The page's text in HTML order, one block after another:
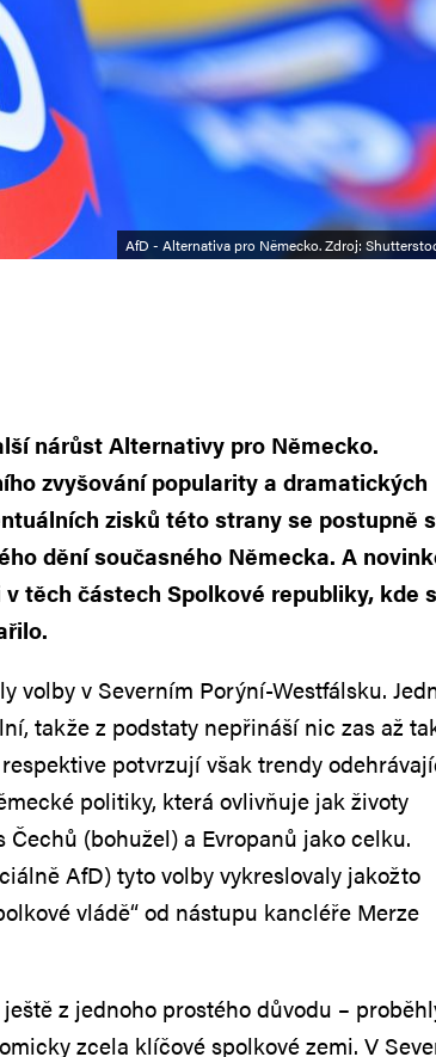
AfD - Alternativa pro Německo. Zdroj:
nárůst Alternativy pro Německo.
zvyšování popularity a dramatických
zisků této strany se postupně
dění současného Německa. A
v těch částech Spolkové republiky, kde
volby v Severním Porýní-Westfálsku.
takže z podstaty nepřináší nic zas až
potvrzují však trendy
politiky, která ovlivňuje jak životy
Čechů (bohužel) a Evropanů jako celku.
AfD) tyto volby vykreslovaly jakožto
vládě“ od nástupu kancléře Merze
z jednoho prostého důvodu –
zcela klíčové spolkové zemi. V